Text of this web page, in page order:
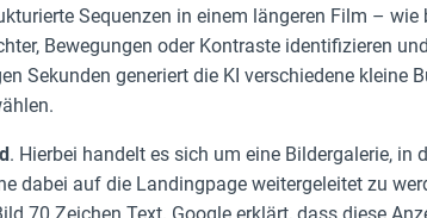
Sequenzen in einem längeren Film – wie
Bewegungen oder Kontraste identifizieren
Sekunden generiert die KI verschiedene kleine
. Hierbei handelt es sich um eine Bildergalerie, in
dabei auf die Landingpage weitergeleitet zu